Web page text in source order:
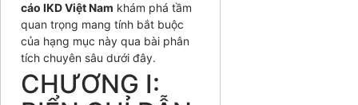
cáo IKD Việt Nam khám phá tầm
quan trọng mang tính bắt buộc
của hạng mục này qua bài phân
tích chuyên sâu dưới đây.
CHƯƠNG I: